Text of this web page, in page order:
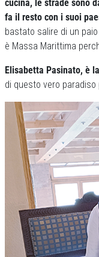
cucina, le strade sono
fa il resto con i suoi
bastato salire di un
è Massa Marittima
Elisabetta Pasinato, è
di questo vero